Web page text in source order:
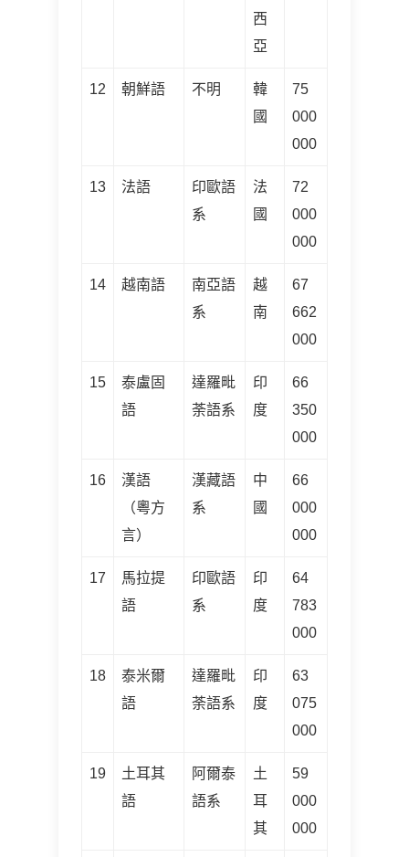
西
亞
12 朝鮮語 不明
韓
國
75
000
000
13 法語
印歐語
系
法
國
72
000
000
14 越南語
南亞語
系
越
南
67
662
000
15
泰盧固
語
達羅毗
荼語系
印
度
66
350
000
16
漢語
（粵方
言）
漢藏語
系
中
國
66
000
000
17
馬拉提
語
印歐語
系
印
度
64
783
000
18
泰米爾
語
達羅毗
荼語系
印
度
63
075
000
19
土耳其
語
阿爾泰
語系
土
耳
其
59
000
000